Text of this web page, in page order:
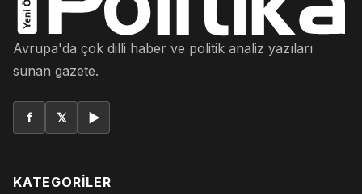
Avrupa'da çok dilli haber ve politik analiz yazıları
sunan gazete.
f 𝕏 ▶
KATEGORILER